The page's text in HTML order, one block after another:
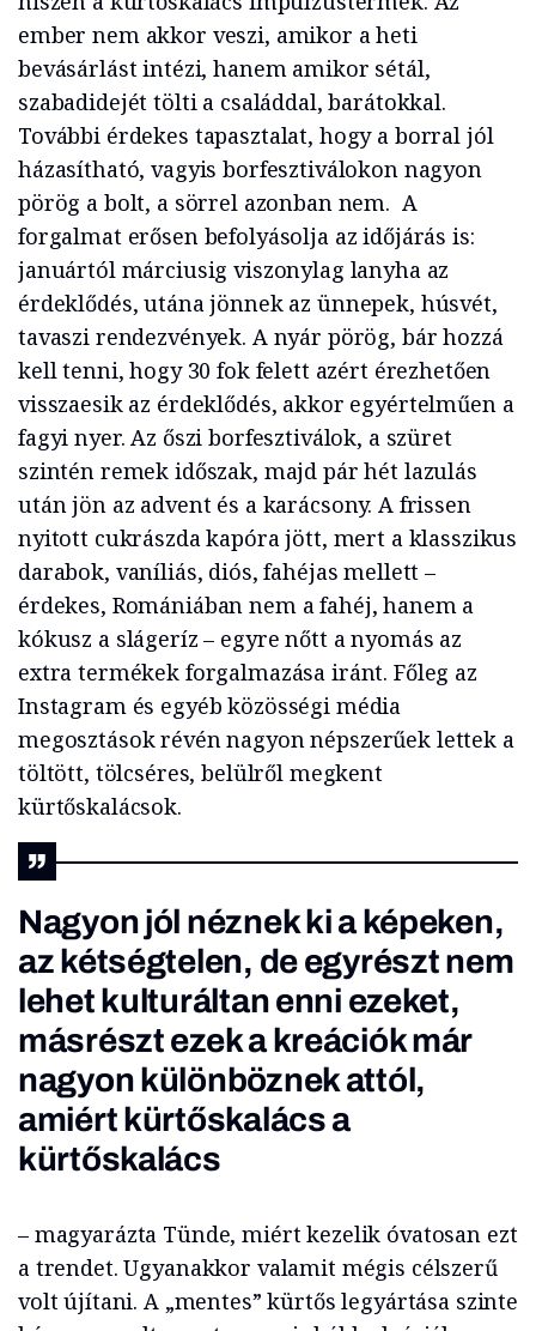
ember nem akkor veszi, amikor a heti
bevásárlást intézi, hanem amikor sétál,
szabadidejét tölti a családdal, barátokkal.
További érdekes tapasztalat, hogy a borral jól
házasítható, vagyis borfesztiválokon nagyon
pörög a bolt, a sörrel azonban nem. A
forgalmat erősen befolyásolja az időjárás is:
januártól márciusig viszonylag lanyha az
érdeklődés, utána jönnek az ünnepek, húsvét,
tavaszi rendezvények. A nyár pörög, bár hozzá
kell tenni, hogy 30 fok felett azért érezhetően
visszaesik az érdeklődés, akkor egyértelműen a
fagyi nyer. Az őszi borfesztiválok, a szüret
szintén remek időszak, majd pár hét lazulás
után jön az advent és a karácsony. A frissen
nyitott cukrászda kapóra jött, mert a klasszikus
darabok, vaníliás, diós, fahéjas mellett –
érdekes, Romániában nem a fahéj, hanem a
kókusz a slágeríz – egyre nőtt a nyomás az
extra termékek forgalmazása iránt. Főleg az
Instagram és egyéb közösségi média
megosztások révén nagyon népszerűek lettek a
töltött, tölcséres, belülről megkent
kürtőskalácsok.
Nagyon jól néznek ki a képeken,
az kétségtelen, de egyrészt nem
lehet kulturáltan enni ezeket,
másrészt ezek a kreációk már
nagyon különböznek attól,
amiért kürtőskalács a
kürtőskalács
– magyarázta Tünde, miért kezelik óvatosan ezt
a trendet. Ugyanakkor valamit mégis célszerű
volt újítani. A „mentes” kürtős legyártása szinte